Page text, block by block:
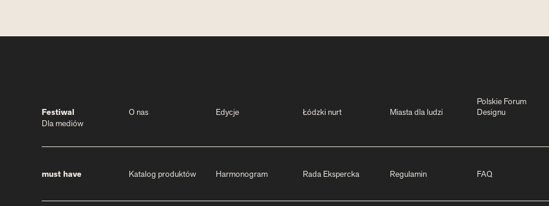
Festiwal O nas Edycje Łódzki nurt Miasta dla ludzi
Polskie Forum
Designu
Dla mediów
must have Katalog produktów Harmonogram Rada Ekspercka Regulamin FAQ